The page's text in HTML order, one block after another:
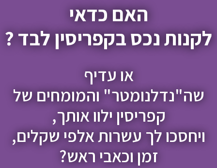
האם כדאי
נכס בקפריסין לבד ?
או עדיף
והמומחים של
קפריסין ילוו אותך,
לך עשרות אלפי שקלים,
זמן וכאבי ראש?